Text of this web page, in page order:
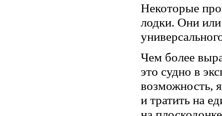
Некоторые
лодки. Они
Чем более
это судно в
возможность,
и тратить на